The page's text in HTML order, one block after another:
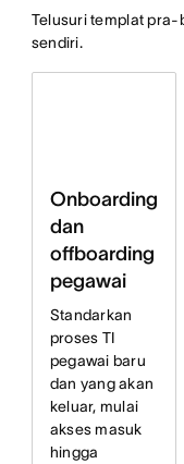
Telusuri templat pra-
sendiri.
Onboarding
dan
offboarding
pegawai
Standarkan
proses TI
pegawai baru
dan yang akan
keluar, mulai
akses masuk
hingga